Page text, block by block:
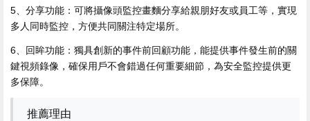
5、分享功能：可將攝像頭監控畫麵分享給親朋好友或員工等，實現
多人同時監控，方便共同關注特定場所。
6、回眸功能：獨具創新的事件前回顧功能，能提供事件發生前的關
鍵視頻錄像，確保用戶不會錯過任何重要細節，為安全監控提供更
多保障。
推薦理由